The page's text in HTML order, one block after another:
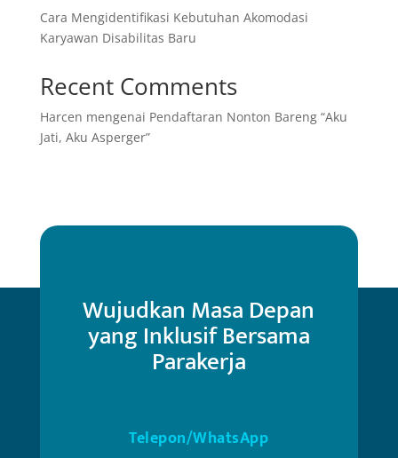
Cara Mengidentifikasi Kebutuhan Akomodasi
Karyawan Disabilitas Baru
Recent Comments
Harcen mengenai Pendaftaran Nonton Bareng “Aku
Jati, Aku Asperger”
Wujudkan Masa Depan
yang Inklusif Bersama
Parakerja
Telepon/WhatsApp